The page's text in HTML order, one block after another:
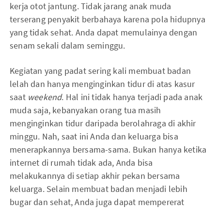
kerja otot jantung. Tidak jarang anak muda
terserang penyakit berbahaya karena pola hidupnya
yang tidak sehat. Anda dapat memulainya dengan
senam sekali dalam seminggu.
Kegiatan yang padat sering kali membuat badan
lelah dan hanya menginginkan tidur di atas kasur
saat weekend. Hal ini tidak hanya terjadi pada anak
muda saja, kebanyakan orang tua masih
menginginkan tidur daripada berolahraga di akhir
minggu. Nah, saat ini Anda dan keluarga bisa
menerapkannya bersama-sama. Bukan hanya ketika
internet di rumah tidak ada, Anda bisa
melakukannya di setiap akhir pekan bersama
keluarga. Selain membuat badan menjadi lebih
bugar dan sehat, Anda juga dapat mempererat